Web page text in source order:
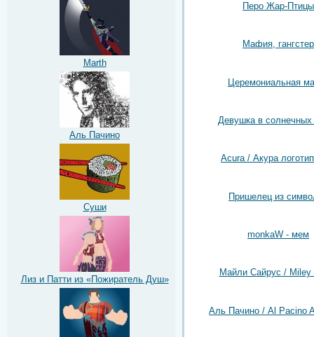
Marth
Аль Пачино
Суши
Лиз и Патти из «Пожиратель Душ»
Перо Жар-Птицы
Мафия, гангстер
Церемониальная
Девушка в солнечных
Acura / Акура
Пришелец из
monkaW - мем
Майли Сайрус / Miley
Аль Пачино / Al Pacino